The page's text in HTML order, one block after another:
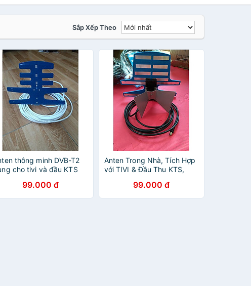
Sắp Xếp Theo
thông minh DVB-T2
cho tivi và đầu KTS
99.000 đ
Anten Trong Nhà, Tích Hợp
với TIVI & Đầu Thu KTS,
99.000 đ